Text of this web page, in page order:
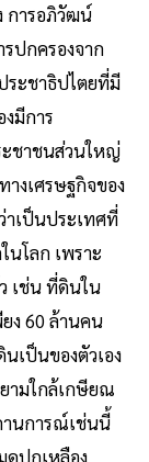
การอภิวัฒน์
ปกครองจาก
ะชาธิปไตยที่มี
มีการ
ะชาชนส่วนใหญ่
างเศรษฐกิจของ
เป็นประเทศที่
นโลก เพราะ
เช่น ที่ดินใน
ง 60 ล้านคน
เป็นของตัวเอง
ามใกล้เกษียณ
านการณ์เช่นนี้
ดปกเหลือง